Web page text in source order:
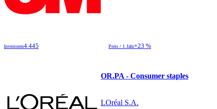
Investoren4.445 Preis / 1 Jahr+23 %
OR.PA - Consumer staples
LOréal S.A.